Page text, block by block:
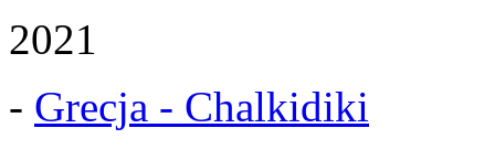
2021
- Grecja - Chalkidiki